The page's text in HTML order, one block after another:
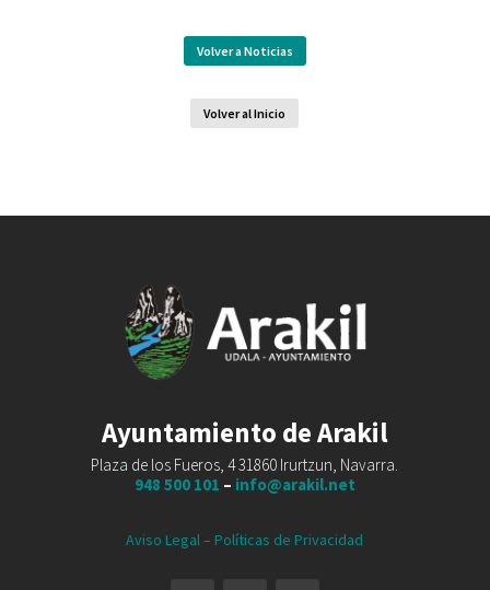
Volver a Noticias
Volver al Inicio
Ayuntamiento de Arakil
Plaza de los Fueros, 4 31860 Irurtzun, Navarra.
948 500 101 – info@arakil.net
Aviso Legal– Políticas de Privacidad